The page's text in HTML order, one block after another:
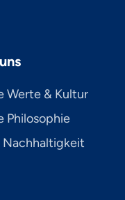
Werte & Kultur
Philosophie
Nachhaltigkeit